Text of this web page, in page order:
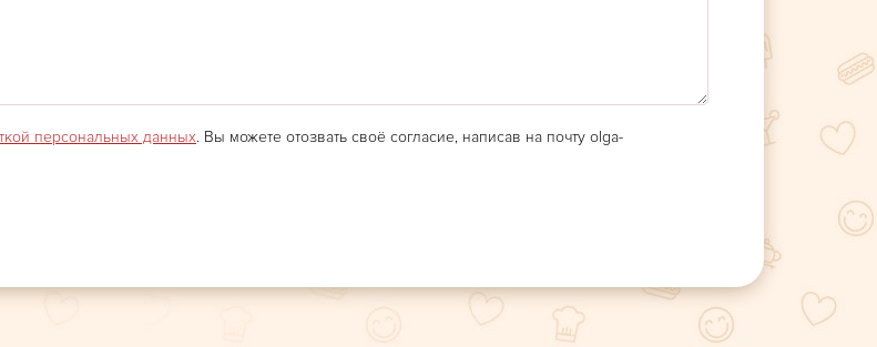
персональных данных. Вы можете отозвать своё согласие, написав на почту olga-